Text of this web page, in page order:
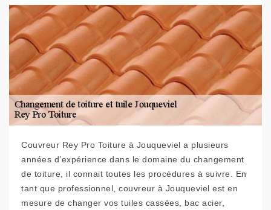
Couvreur Rey Pro Toiture à Jouqueviel a plusieurs
années d’expérience dans le domaine du changement
de toiture, il connait toutes les procédures à suivre. En
tant que professionnel, couvreur à Jouqueviel est en
mesure de changer vos tuiles cassées, bac acier,